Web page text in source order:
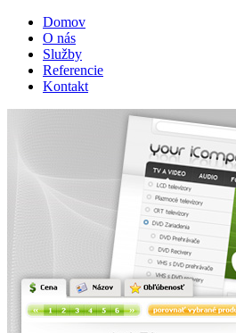
Domov
O nás
Služby
Referencie
Kontakt